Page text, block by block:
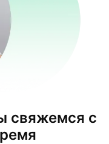
свяжемся с